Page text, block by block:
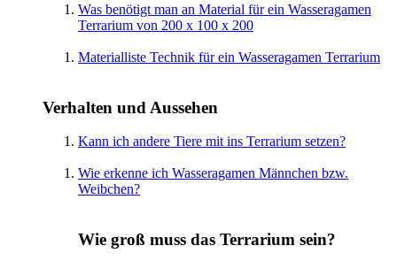
Was benötigt man an Material für ein Wasseragamen
Terrarium von 200 x 100 x 200
Materialliste Technik für ein Wasseragamen Terrarium
Verhalten und Aussehen
Kann ich andere Tiere mit ins Terrarium setzen?
Wie erkenne ich Wasseragamen Männchen bzw.
Weibchen?
Wie groß muss das Terrarium sein?